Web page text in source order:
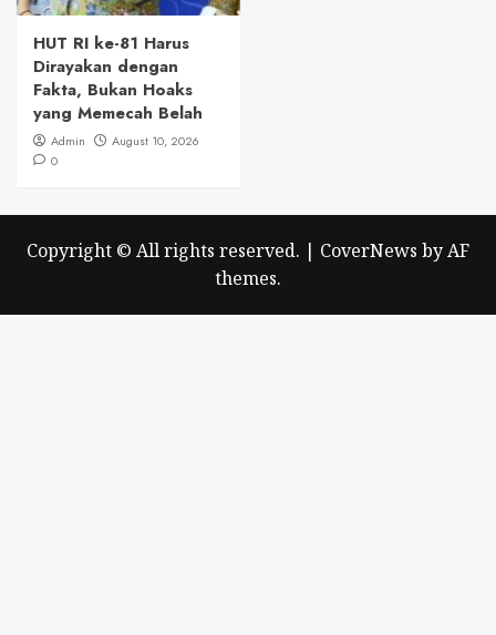
HUT RI ke-81 Harus
Dirayakan dengan
Fakta, Bukan Hoaks
yang Memecah Belah
Admin
August 10, 2026
0
Copyright © All rights reserved. | CoverNews by AF
themes.